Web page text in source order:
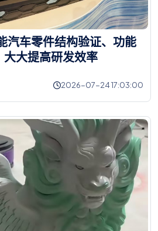
汽车零件结构验证、 功能
大大提高研发效率
2026-07-24 17:03:00